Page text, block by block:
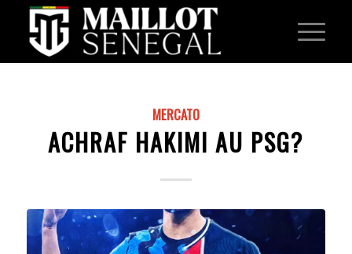
MERCATO
ACHRAF HAKIMI AU PSG?